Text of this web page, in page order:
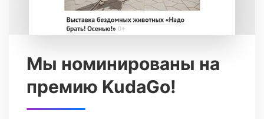
Мы номинированы на
премию KudaGo!